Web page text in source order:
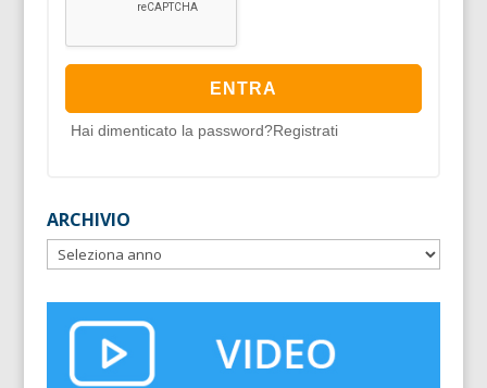
Hai dimenticato la password?Registrati
ARCHIVIO